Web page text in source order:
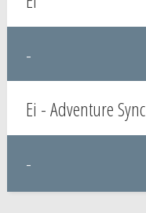
-
Ei - Adventure Sync
-